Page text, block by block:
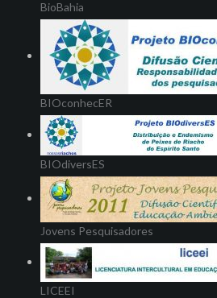
BioBahia
BIOconhecER
BIOdiversES
Jovens Pesquisadores
LICEEI